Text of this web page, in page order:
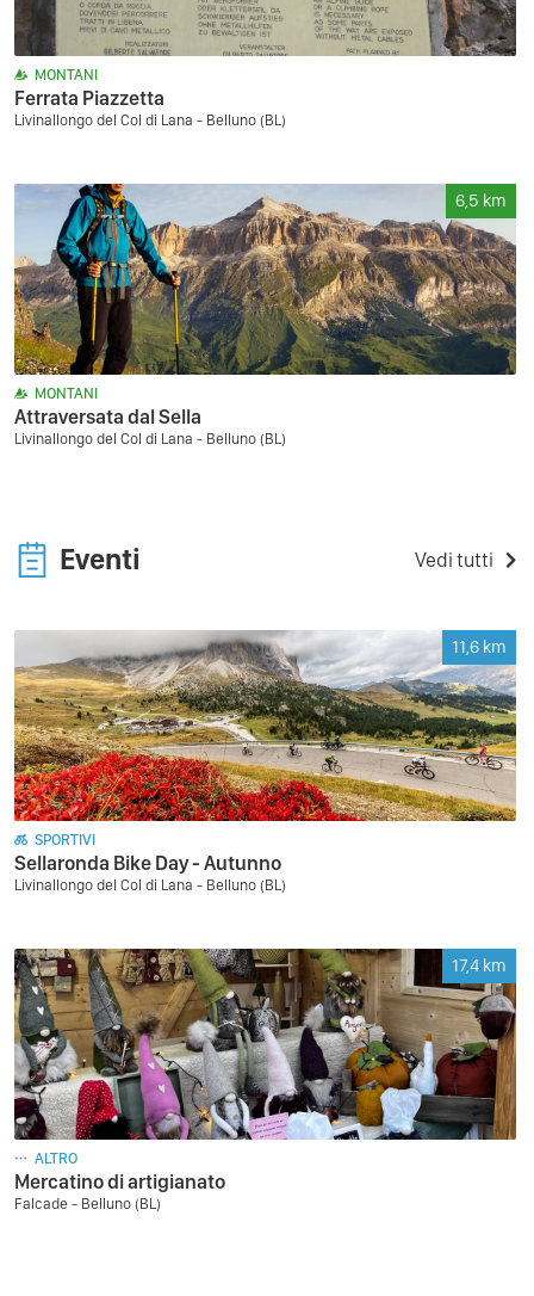
MONTANI
Ferrata Piazzetta
Livinallongo del Col di Lana - Belluno (BL)
6,5 km
MONTANI
Attraversata dal Sella
Livinallongo del Col di Lana - Belluno (BL)
Eventi Vedi tutti
11,6 km
SPORTIVI
Sellaronda Bike Day - Autunno
Livinallongo del Col di Lana - Belluno (BL)
17,4 km
ALTRO
Mercatino di artigianato
Falcade - Belluno (BL)